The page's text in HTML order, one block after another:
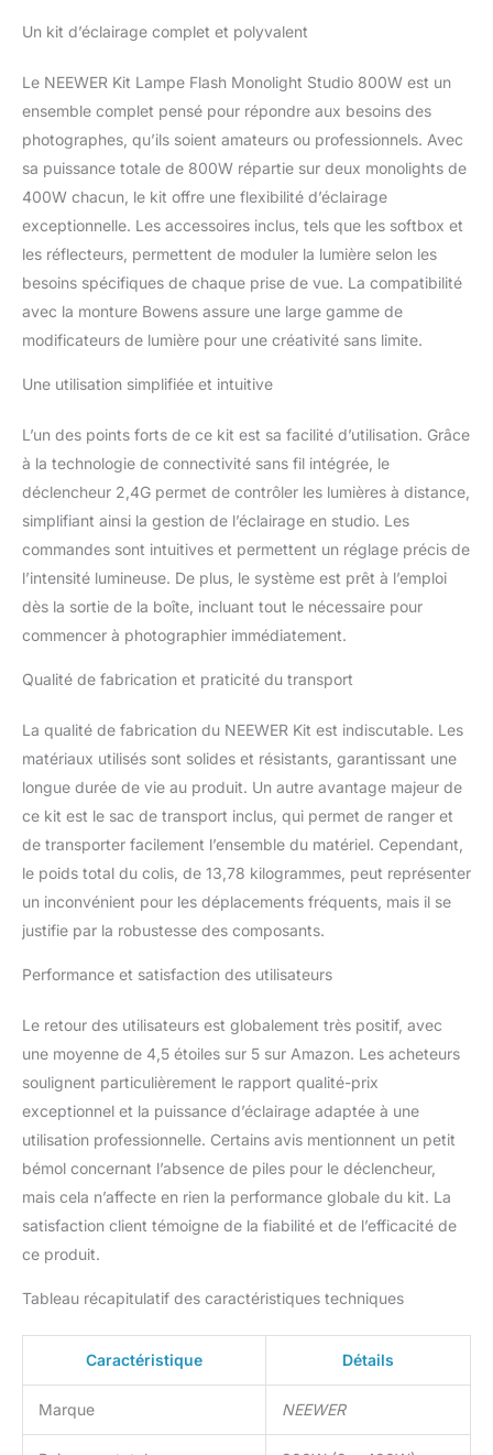
déclencheurs 2,4 G, 2 cordons
grand sac 【Sortie flash puissante et
stable】 La lumière du jour froide de 5 600K
± 200K garantit une haute fidélité des
couleurs. La lampe pilote intégrée de 150W
(2 600K) prend en charge un réglage de la
luminosité de 10% à 100%. Le tube flash est
résistant à la chaleur et à la haute tension
pour des performances stables et des flashs
continus à pleine puissance (réglage de la
puissance du flash : 4,0-10 (1/64-1/1)).
L'écran LCD HD fournit une référence
européenne sur l'étiquetage de l'efficacité
produit ne nécessite pas d'informations sur
l'étiquetage énergétique. 【Système Q sans
peut fonctionner avec déclencheur 2,4G 16
canaux et permettre une synchronisation
haute vitesse 1/200s dans un rayon de 30m
lorsqu'il est réglé sur le même canal.Il
fonctionne avec QPRO Trigger (vendu
séparément) pour une synchronisation plus
rapide et de meilleures capacités anti-
fil et 32 canaux.Il peut être déclenché par
unité maître TTL en mode S2 【Dissipation
thermique efficace et silencieuse】 le
système de dissipation thermique
de refroidissement silencieux et des
radiateurs de qualité supérieure pour réduire
efficacement la température de
fonctionnement dans la photographie au
monolight, créer un environnement de prise
de vue silencieux et éviter la surchauffe
universel Bowens et prise parapluie】 le
support Bowens est compatible avec divers
modificateurs de lumière tels que softbox,les
réflecteurs,les plats de beauté et les snoots
intégrée peut sécuriser un parapluie
photographique et prend en charge des
réglages d'angle flexibles à 180°.Le kit de
réflecteurs 5 en 1 offre des surfaces
dorées,argentées,blanches,noires et
rebondir,de remplir ou de réduire les flashs
Un kit d’éclairage complet et polyvalent
Le NEEWER Kit Lampe Flash Monolight Studio 800W est un
ensemble complet pensé pour répondre aux besoins des
photographes, qu’ils soient amateurs ou professionnels. Avec
sa puissance totale de 800W répartie sur deux monolights de
400W chacun, le kit offre une flexibilité d’éclairage
exceptionnelle. Les accessoires inclus, tels que les softbox et
les réflecteurs, permettent de moduler la lumière selon les
besoins spécifiques de chaque prise de vue. La compatibilité
avec la monture Bowens assure une large gamme de
modificateurs de lumière pour une créativité sans limite.
Une utilisation simplifiée et intuitive
L’un des points forts de ce kit est sa facilité d’utilisation. Grâce
à la technologie de connectivité sans fil intégrée, le
déclencheur 2,4G permet de contrôler les lumières à distance,
simplifiant ainsi la gestion de l’éclairage en studio. Les
commandes sont intuitives et permettent un réglage précis de
l’intensité lumineuse. De plus, le système est prêt à l’emploi
dès la sortie de la boîte, incluant tout le nécessaire pour
commencer à photographier immédiatement.
Qualité de fabrication et praticité du transport
La qualité de fabrication du NEEWER Kit est indiscutable. Les
matériaux utilisés sont solides et résistants, garantissant une
longue durée de vie au produit. Un autre avantage majeur de
ce kit est le sac de transport inclus, qui permet de ranger et
de transporter facilement l’ensemble du matériel. Cependant,
le poids total du colis, de 13,78 kilogrammes, peut représenter
un inconvénient pour les déplacements fréquents, mais il se
justifie par la robustesse des composants.
Performance et satisfaction des utilisateurs
Le retour des utilisateurs est globalement très positif, avec
une moyenne de 4,5 étoiles sur 5 sur Amazon. Les acheteurs
soulignent particulièrement le rapport qualité-prix
exceptionnel et la puissance d’éclairage adaptée à une
utilisation professionnelle. Certains avis mentionnent un petit
bémol concernant l’absence de piles pour le déclencheur,
mais cela n’affecte en rien la performance globale du kit. La
satisfaction client témoigne de la fiabilité et de l’efficacité de
ce produit.
Tableau récapitulatif des caractéristiques techniques
Caractéristique Détails
Marque NEEWER